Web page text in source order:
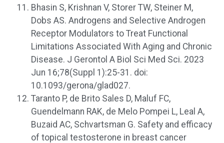
Bhasin S, Krishnan V, Storer TW, Steiner M,
Dobs AS. Androgens and Selective Androgen
Receptor Modulators to Treat Functional
Limitations Associated With Aging and Chronic
Disease. J Gerontol A Biol Sci Med Sci. 2023
Jun 16;78(Suppl 1):25-31. doi:
10.1093/gerona/glad027.
Taranto P, de Brito Sales D, Maluf FC,
Guendelmann RAK, de Melo Pompei L, Leal A,
Buzaid AC, Schvartsman G. Safety and efficacy
of topical testosterone in breast cancer